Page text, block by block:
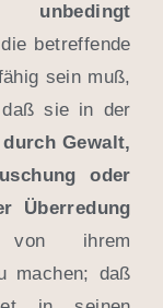
betreffende
sein muß,
sie in der
Gewalt,
oder
Überredung
ihrem
machen; daß